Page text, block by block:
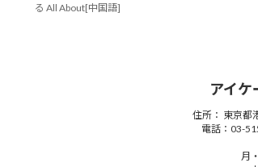
る All About[中国語]
アイケ
住所： 東京都
電話：03-
月